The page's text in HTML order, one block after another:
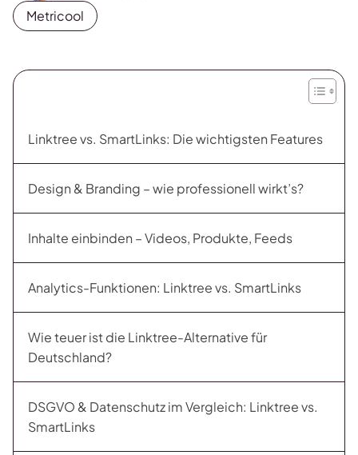
Metricool
Linktree vs. SmartLinks: Die wichtigsten Features
Design & Branding – wie professionell wirkt’s?
Inhalte einbinden – Videos, Produkte, Feeds
Analytics-Funktionen: Linktree vs. SmartLinks
Wie teuer ist die Linktree-Alternative für
Deutschland?
DSGVO & Datenschutz im Vergleich: Linktree vs.
SmartLinks